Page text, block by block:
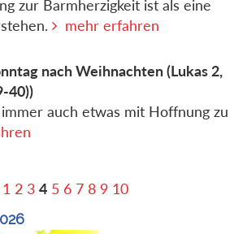
zur Barmherzigkeit ist als eine
mehr erfahren
nach Weihnachten(Lukas 2,
40))
auch etwas mit Hoffnung zu
1 2 3 4 5 6 7 8 9 10